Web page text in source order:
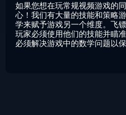
如果您想在玩常规视频游戏的
心！我们有大量的技能和策略
学来赋予游戏另一个维度。飞
玩家必须使用他们的技能并瞄
必须解决游戏中的数学问题以保